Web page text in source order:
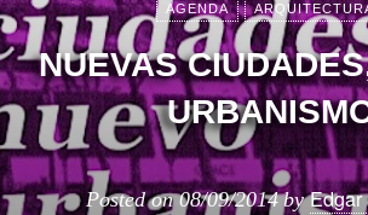
AGENDA
NUEVAS
Posted on08/09/2014 by